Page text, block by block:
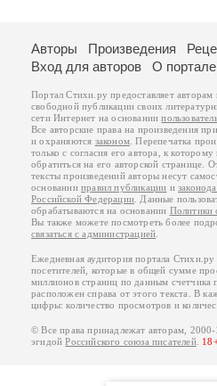
Авторы Произведения
Вход для авторов
О портале
Портал Стихи.ру предоставляет авторам
свободной публикации своих
сети Интернет на основании
Все авторские права на произведения
и охраняются законом . Перепечатка
только с согласия его автора, к
обратиться на его авторской странице.
тексты произведений авторы несут
основанииправил публикации и
Российской Федерации . Данные
обрабатываются на основании Политики
Вы также можете посмотреть более
связаться с администрацией
Ежедневная аудитория портала
посетителей, которые в общей сумме
миллионов страниц по данным счетчика
расположен справа от этого текста. В
цифры: количество просмотров и
© Все права принадлежат авторам,
эгидойРоссийского союза писателей.